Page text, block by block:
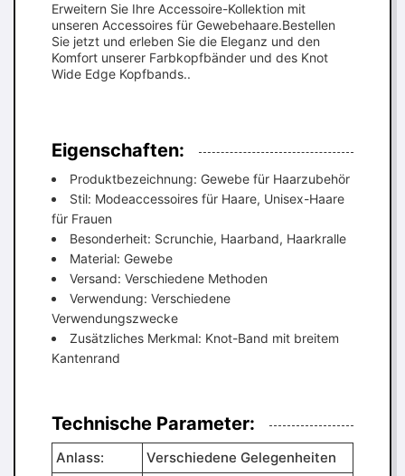
Erweitern Sie Ihre Accessoire-Kollektion mit
unseren Accessoires für Gewebehaare.Bestellen
Sie jetzt und erleben Sie die Eleganz und den
Komfort unserer Farbkopfbänder und des Knot
Wide Edge Kopfbands..
Eigenschaften:
Produktbezeichnung: Gewebe für Haarzubehör
Stil: Modeaccessoires für Haare, Unisex-Haare
für Frauen
Besonderheit: Scrunchie, Haarband, Haarkralle
Material: Gewebe
Versand: Verschiedene Methoden
Verwendung: Verschiedene
Verwendungszwecke
Zusätzliches Merkmal: Knot-Band mit breitem
Kantenrand
Technische Parameter:
Anlass:
Verschiedene Gelegenheiten